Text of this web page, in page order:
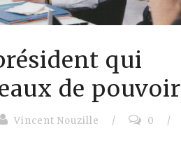
qui
de pouvoir
Vincent Nouzille / 0
/